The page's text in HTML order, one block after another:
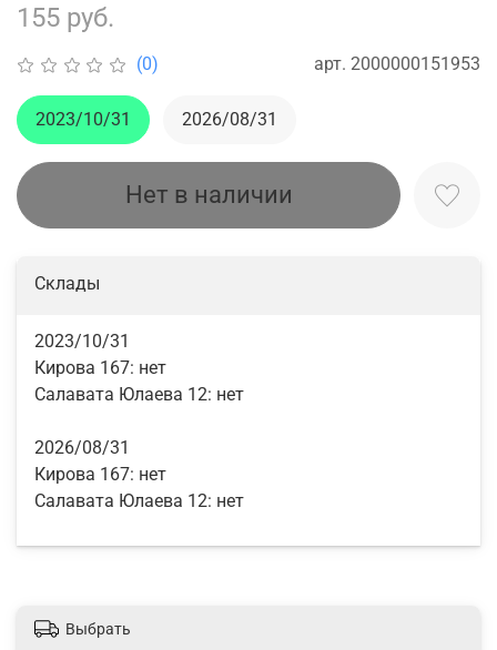
(0) арт. 2000000151953
155 руб.
Нет в наличии
Склады
2023/10/31
Кирова 167: нет
Салавата Юлаева 12: нет
2026/08/31
Кирова 167: нет
Салавата Юлаева 12: нет
2023/10/31 2026/08/31
Выбрать